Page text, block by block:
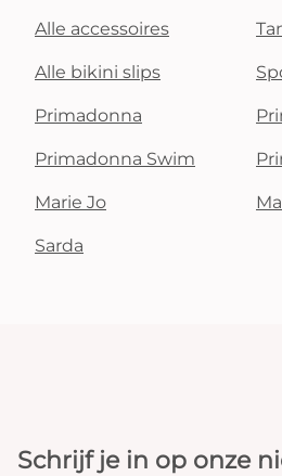
Alle accessoires
Alle bikini slips
Primadonna
Primadonna Swim
Marie Jo
Sarda
Schrijf je in op onze